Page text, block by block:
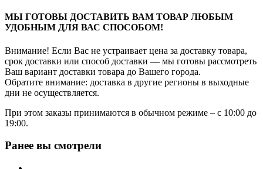
МЫ ГОТОВЫ ДОСТАВИТЬ ВАМ ТОВАР ЛЮБЫМ
УДОБНЫМ ДЛЯ ВАС СПОСОБОМ!
Внимание! Если Вас не устраивает цена за доставку товара,
срок доставки или способ доставки — мы готовы рассмотреть
Ваш вариант доставки товара до Вашего города.
Обратите внимание: доставка в другие регионы в выходные
дни не осуществляется.
При этом заказы принимаются в обычном режиме – с 10:00 до
19:00.
Ранее вы смотрели